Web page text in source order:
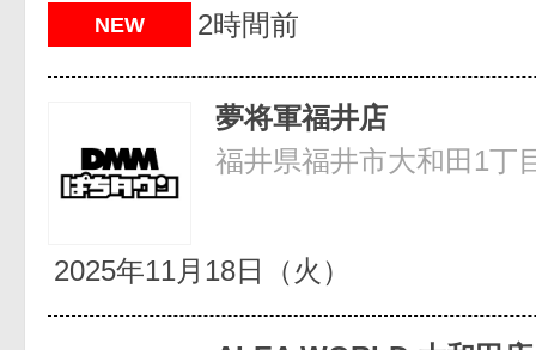
NEW 2時間前
夢将軍福井店
福井県福井市大和田1丁
2025年11月18日（火）